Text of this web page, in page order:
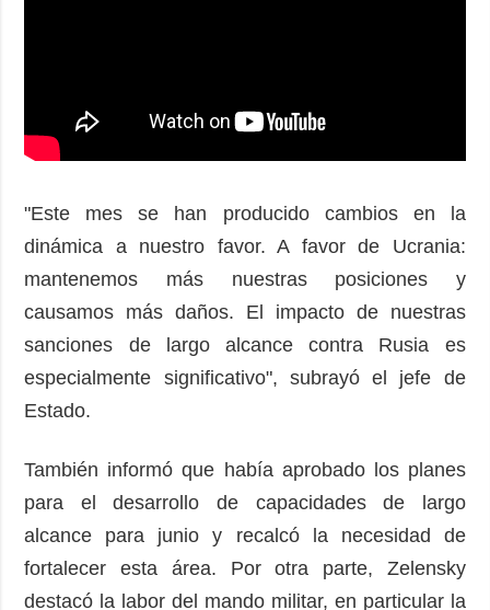
"Este mes se han producido cambios en la
dinámica a nuestro favor. A favor de Ucrania:
mantenemos más nuestras posiciones y
causamos más daños. El impacto de nuestras
sanciones de largo alcance contra Rusia es
especialmente significativo", subrayó el jefe de
Estado.
También informó que había aprobado los planes
para el desarrollo de capacidades de largo
alcance para junio y recalcó la necesidad de
fortalecer esta área. Por otra parte, Zelensky
destacó la labor del mando militar, en particular la